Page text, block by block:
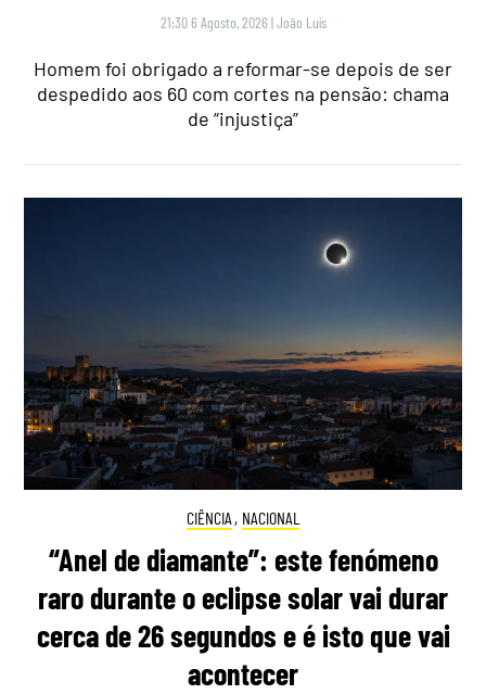
21:30 6 Agosto, 2026 |João Luís
Homem foi obrigado a reformar-se depois de ser
despedido aos 60 com cortes na pensão: chama
de “injustiça”
CIÊNCIA , NACIONAL
“Anel de diamante”: este fenómeno
raro durante o eclipse solar vai durar
cerca de 26 segundos e é isto que vai
acontecer